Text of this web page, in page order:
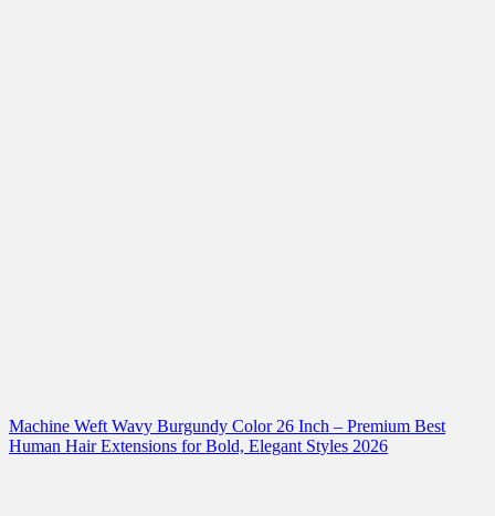
Machine Weft Wavy Burgundy Color 26 Inch – Premium Best
Human Hair Extensions for Bold, Elegant Styles 2026